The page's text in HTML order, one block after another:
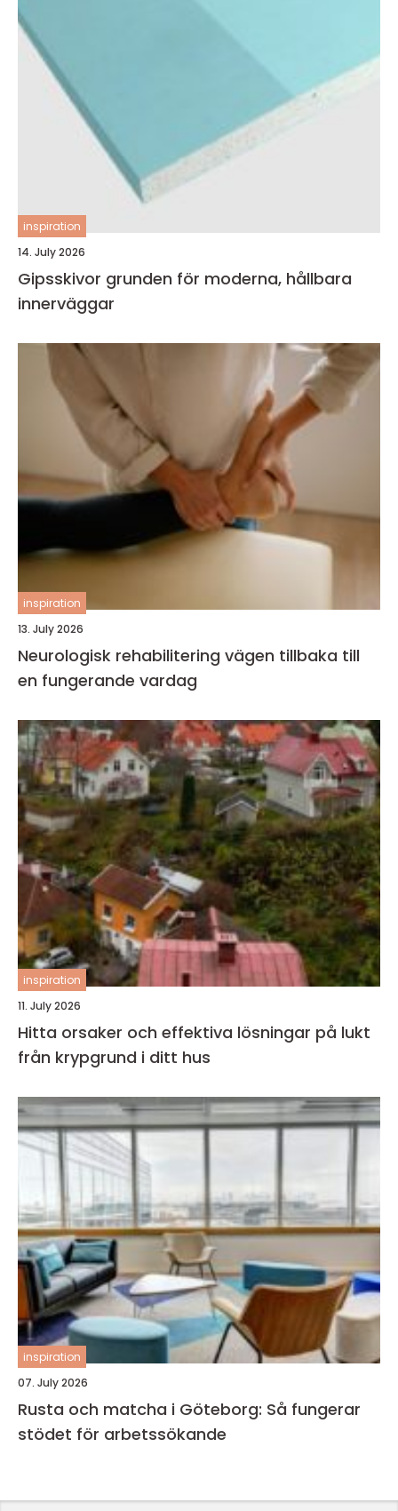
inspiration
14. July 2026
Gipsskivor grunden för moderna, hållbara
innerväggar
inspiration
13. July 2026
Neurologisk rehabilitering vägen tillbaka till
en fungerande vardag
inspiration
11. July 2026
Hitta orsaker och effektiva lösningar på lukt
från krypgrund i ditt hus
inspiration
07. July 2026
Rusta och matcha i Göteborg: Så fungerar
stödet för arbetssökande